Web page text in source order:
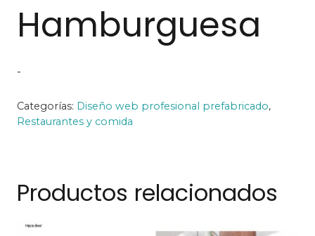
Hamburguesa
-
Categorías: Diseño web profesional prefabricado,
Restaurantes y comida
Productos relacionados